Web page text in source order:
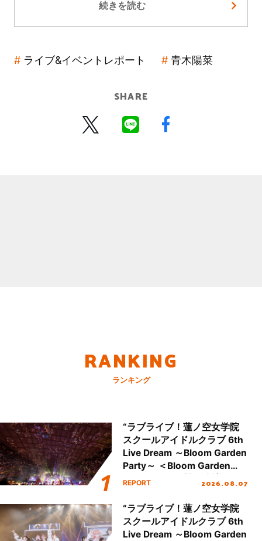
続きを読む
ライブ&イベントレポート 青木陽菜
SHARE
RANKING
ランキング
“ラブライブ！蓮ノ空女学院
スクールアイドルクラブ 6th
Live Dream ～Bloom Garden
Party～ ＜Bloom Garden
Party Stage／埼玉公演＞”
REPORT 2026.08.07
“ラブライブ！蓮ノ空女学院
スクールアイドルクラブ 6th
Live Dream ～Bloom Garden